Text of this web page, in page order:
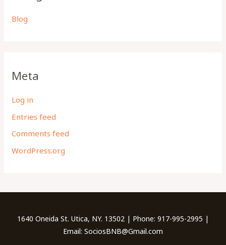
Blog
Meta
Log in
Entries feed
Comments feed
WordPress.org
1640 Oneida St. Utica, NY. 13502 | Phone: 917-995-2995 |
Email: SociosBNB@Gmail.com